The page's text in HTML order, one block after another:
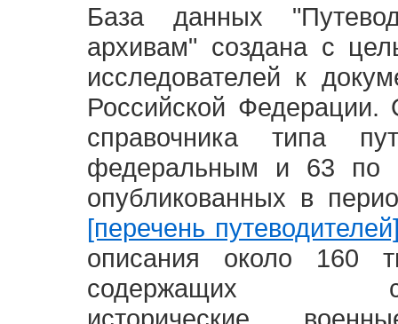
База данных
архивам" создана с
исследователей к
Российской
справочника типа
федеральным и 63 по
опубликованных в
[перечень
описания около 160
содержащих